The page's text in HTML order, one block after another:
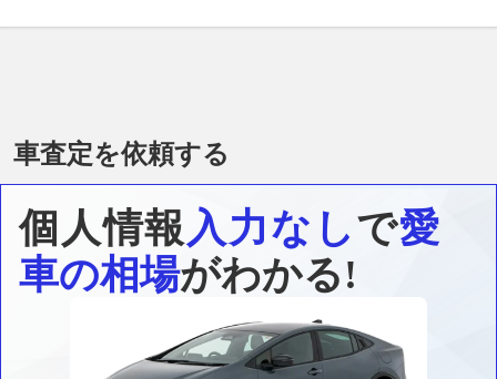
車査定を依頼する
個人情報入力なしで愛
車の相場がわかる!